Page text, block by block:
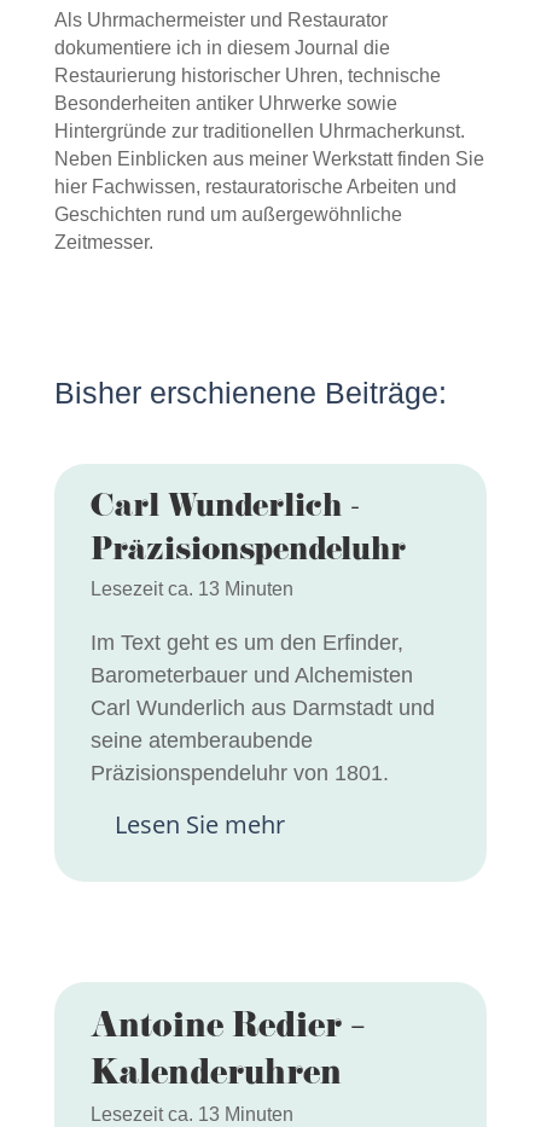
Als Uhrmachermeister und Restaurator
dokumentiere ich in diesem Journal die
Restaurierung historischer Uhren, technische
Besonderheiten antiker Uhrwerke sowie
Hintergründe zur traditionellen Uhrmacherkunst.
Neben Einblicken aus meiner Werkstatt finden Sie
hier Fachwissen, restauratorische Arbeiten und
Geschichten rund um außergewöhnliche
Zeitmesser.
Bisher erschienene Beiträge:
Carl Wunderlich -
Präzisionspendeluhr
Lesezeit ca. 13 Minuten
Im Text geht es um den Erfinder,
Barometerbauer und Alchemisten
Carl Wunderlich aus Darmstadt und
seine atemberaubende
Präzisionspendeluhr von 1801.
Lesen Sie mehr
Antoine Redier –
Kalenderuhren
Lesezeit ca. 13 Minuten